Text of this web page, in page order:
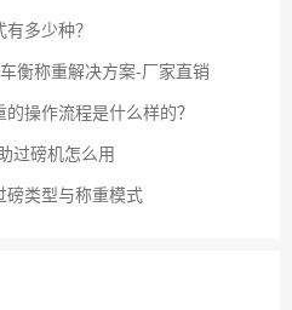
多少种？
衡称重解决方案-厂家直销
操作流程是什么样的？
过磅机怎么用
磅类型与称重模式